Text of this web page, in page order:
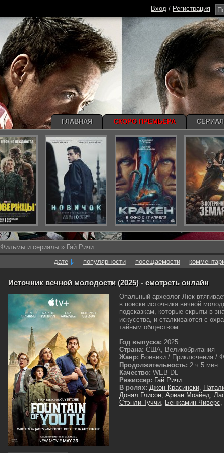
Фильмы и сериалы » Гай Ричи
дате
популярности посещаемости
Источник вечной молодости (2025) - смотреть онлайн
Опальный археолог Люк
в поиски источника вечной
подсказкам, которые скрыты в
искусства, и сталкиваются с
тайным обществом....
Год выпуска: 2025
Страна: США, Великобритания
Жанр: Боевики / Приключения /
Продолжительность: 2 ч 5 мин
Качество: WEB-DL
Режиссер: Гай Ричи
В ролях: Джон Красински,
Донал Глисон, Ариан Моайед,
Стэнли Туччи, Бенжамин Чиверс,
Вход / Регистрация
ГЛАВНАЯ СКОРО ПРЕМЬЕРА